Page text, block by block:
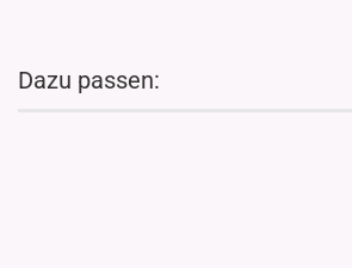
Dazu passen: